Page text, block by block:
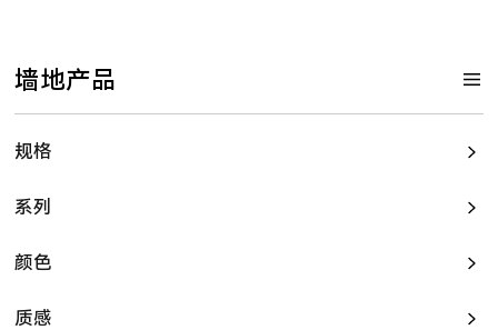
墙地产品
规格
系列
颜色
质感